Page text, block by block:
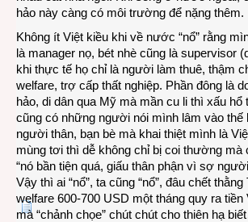
hảo này càng có môi trường để nặng thêm.
Không ít Việt kiều khi về nước “nổ” rằng
là manager nọ, bét nhè cũng là supervisor
khi thực tế họ chỉ là người làm thuê, thậm
welfare, trợ cấp thất nghiệp. Phần đông là
hảo, di dân qua Mỹ mà mần cu li thì xấu hổ
cũng có những người nói mình lâm vào
người thân, bạn bè mà khai thiệt mình là
mùng tơi thì dễ không chỉ bị coi thường mà
“nó bần tiện quá, giấu thân phận vì sợ
Vậy thì ai “nổ”, ta cũng “nổ”, đâu chết
welfare 600-700 USD một tháng quy ra tiền
mà “chảnh chọe” chút chút cho thiên hạ